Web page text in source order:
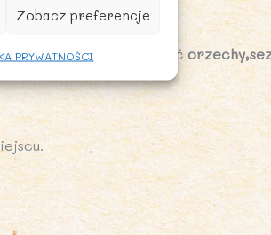
Zobacz preferencje
PRYWATNOŚCI
pszenna,może zawierać